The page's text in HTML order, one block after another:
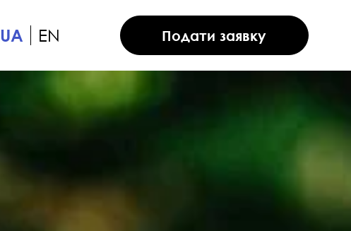
UA EN Подати заявку